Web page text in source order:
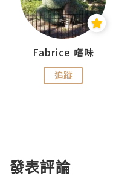
Fabrice 嚐味
追蹤
發表評論